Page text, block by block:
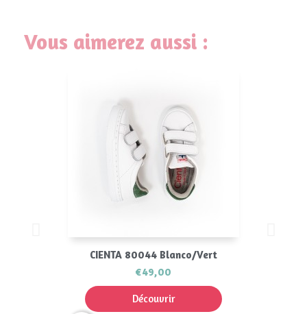
Vous aimerez aussi :
CIENTA 80044 Blanco/Vert
€49,00
Découvrir